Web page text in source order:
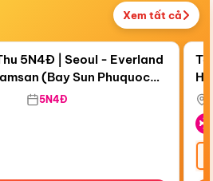
Xem tất cả
Điểm nổi bật
5N4Đ | Seoul - Everland
(Bay Sun Phuquoc
5N4Đ